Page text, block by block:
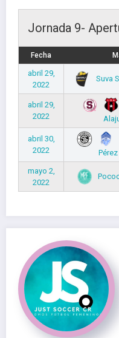
Jornada 9-
Fecha
abril 29,
2022
Suva
abril 29,
2022
abril 30,
2022
mayo 2,
2022